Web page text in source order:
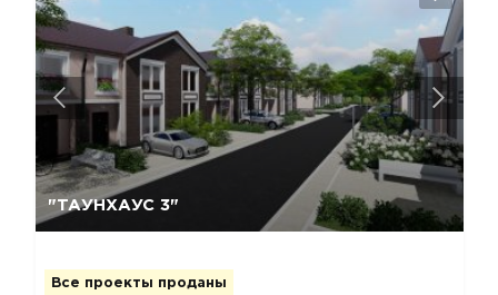
"ТАУНХАУС 3"
Все проекты проданы